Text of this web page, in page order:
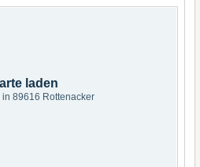
laden
in 89616 Rottenacker